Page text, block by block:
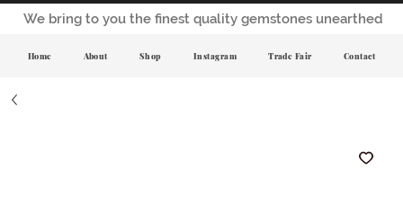
We bring to you the finest quality gemstones unearthed
Home About Shop Instagram Trade Fair Contact